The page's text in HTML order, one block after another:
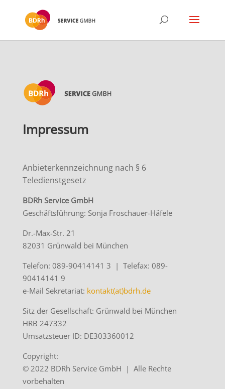
Impressum
Anbieterkennzeichnung nach § 6
Teledienstgesetz
BDRh Service GmbH
Geschäftsführung: Sonja Froschauer-Häfele
Dr.-Max-Str. 21
82031 Grünwald bei München
Telefon: 089-90414141 3 | Telefax: 089-
90414141 9
e-Mail Sekretariat: kontakt(at)bdrh.de
Sitz der Gesellschaft: Grünwald bei München
HRB 247332
Umsatzsteuer ID: DE303360012
Copyright:
© 2022 BDRh Service GmbH | Alle Rechte
vorbehalten